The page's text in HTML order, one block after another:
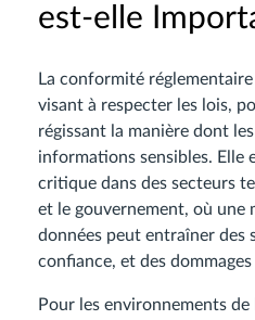
est-elle
La conformité
visant à respecter les lois,
régissant la manière dont
informations sensibles. Elle
critique dans des secteurs
et le gouvernement, où une
données peut entraîner des
confiance, et des
Pour les environnements